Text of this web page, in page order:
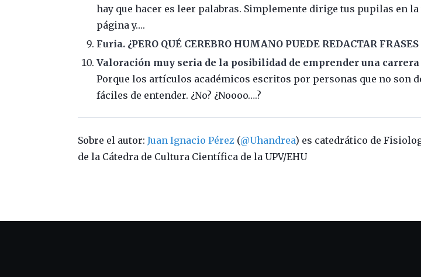
hay que hacer es leer palabras. Simplemente dirige tus pupilas en
página y….
Furia. ¿PERO QUÉ CEREBRO HUMANO PUEDE REDACTAR FRASES
Valoración muy seria de la posibilidad de emprender una
Porque los artículos académicos escritos por personas que no son
fáciles de entender. ¿No? ¿Noooo….?
Sobre el autor:Juan Ignacio Pérez (@Uhandrea) es catedrático de
de la Cátedra de Cultura Científica de la UPV/EHU